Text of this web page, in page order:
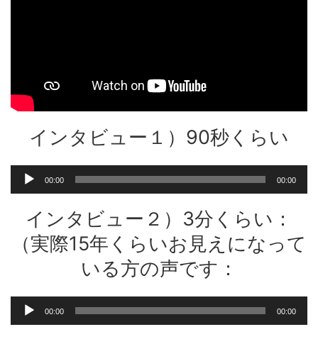
インタビュー１）90秒くらい
00:00 00:00
インタビュー２）3分くらい：
（実際15年くらいお見えになって
いる方の声です：
00:00 00:00